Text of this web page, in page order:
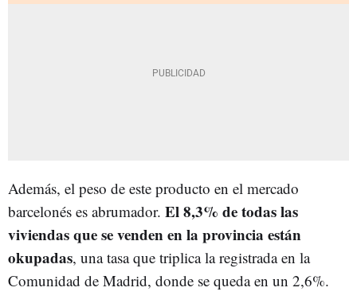
Además, el peso de este producto en el mercado
barcelonés es abrumador. El 8,3% de todas las
viviendas que se venden en la provincia están
okupadas, una tasa que triplica la registrada en la
Comunidad de Madrid, donde se queda en un 2,6%.